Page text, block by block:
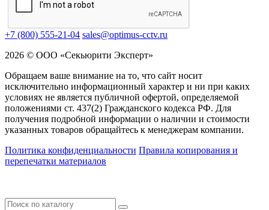
+7 (800) 555-21-04 sales@optimus-cctv.ru
2026 © ООО «Секьюрити Эксперт»
Обращаем ваше внимание на то, что сайт носит
исключительно информационный характер и ни при каких
условиях не является публичной офертой, определяемой
положениями ст. 437(2) Гражданского кодекса РФ. Для
получения подробной информации о наличии и стоимости
указанных товаров обращайтесь к менеджерам компании.
Политика конфиденциальности Правила копирования и
перепечатки материалов